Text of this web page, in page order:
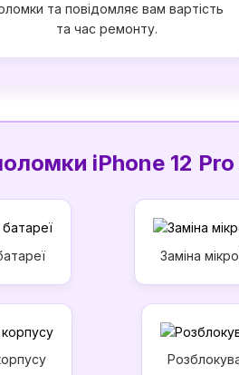
та повідомляє вам вартість
та час ремонту.
iPhone 12
Заміна